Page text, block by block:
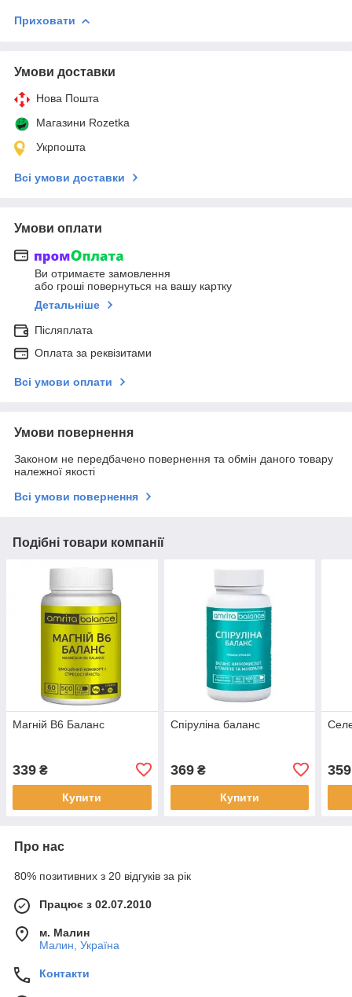
Приховати
Умови доставки
Нова Пошта
Магазини Rozetka
Укрпошта
Всі умови доставки
Умови оплати
Ви отримаєте замовлення
або гроші повернуться на вашу картку
Детальніше
Післяплата
Оплата за реквізитами
Всі умови оплати
Умови повернення
Законом не передбачено повернення та обмін даного товару
належної якості
Всі умови повернення
Подібні товари компанії
Магній В6 Баланс
339 ₴
Купити
Спіруліна баланс
369₴
Купити
359
Про нас
80% позитивних з 20 відгуків за рік
Працює з 02.07.2010
м. Малин
Малин, Україна
Контакти